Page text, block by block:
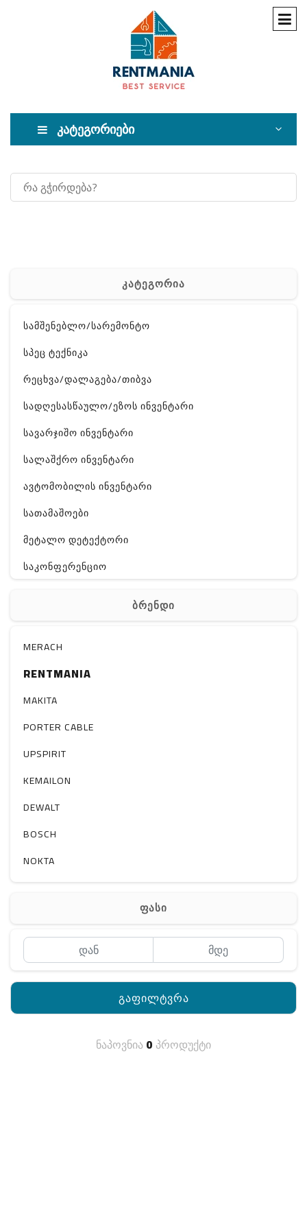
კატეგორიები
კატეგორია
სამშენებლო/სარემონტო
სპეც ტექნიკა
რეცხვა/დალაგება/თიბვა
სადღესასწაულო/ეზოს ინვენტარი
სავარჯიშო ინვენტარი
სალაშქრო ინვენტარი
ავტომობილის ინვენტარი
სათამაშოები
მეტალო დეტექტორი
საკონფერენციო
ბრენდი
MERACH
RENTMANIA
MAKITA
PORTER CABLE
UPSPIRIT
KEMAILON
DEWALT
BOSCH
NOKTA
ფასი
გაფილტვრა
ნაპოვნია0 პროდუქტი